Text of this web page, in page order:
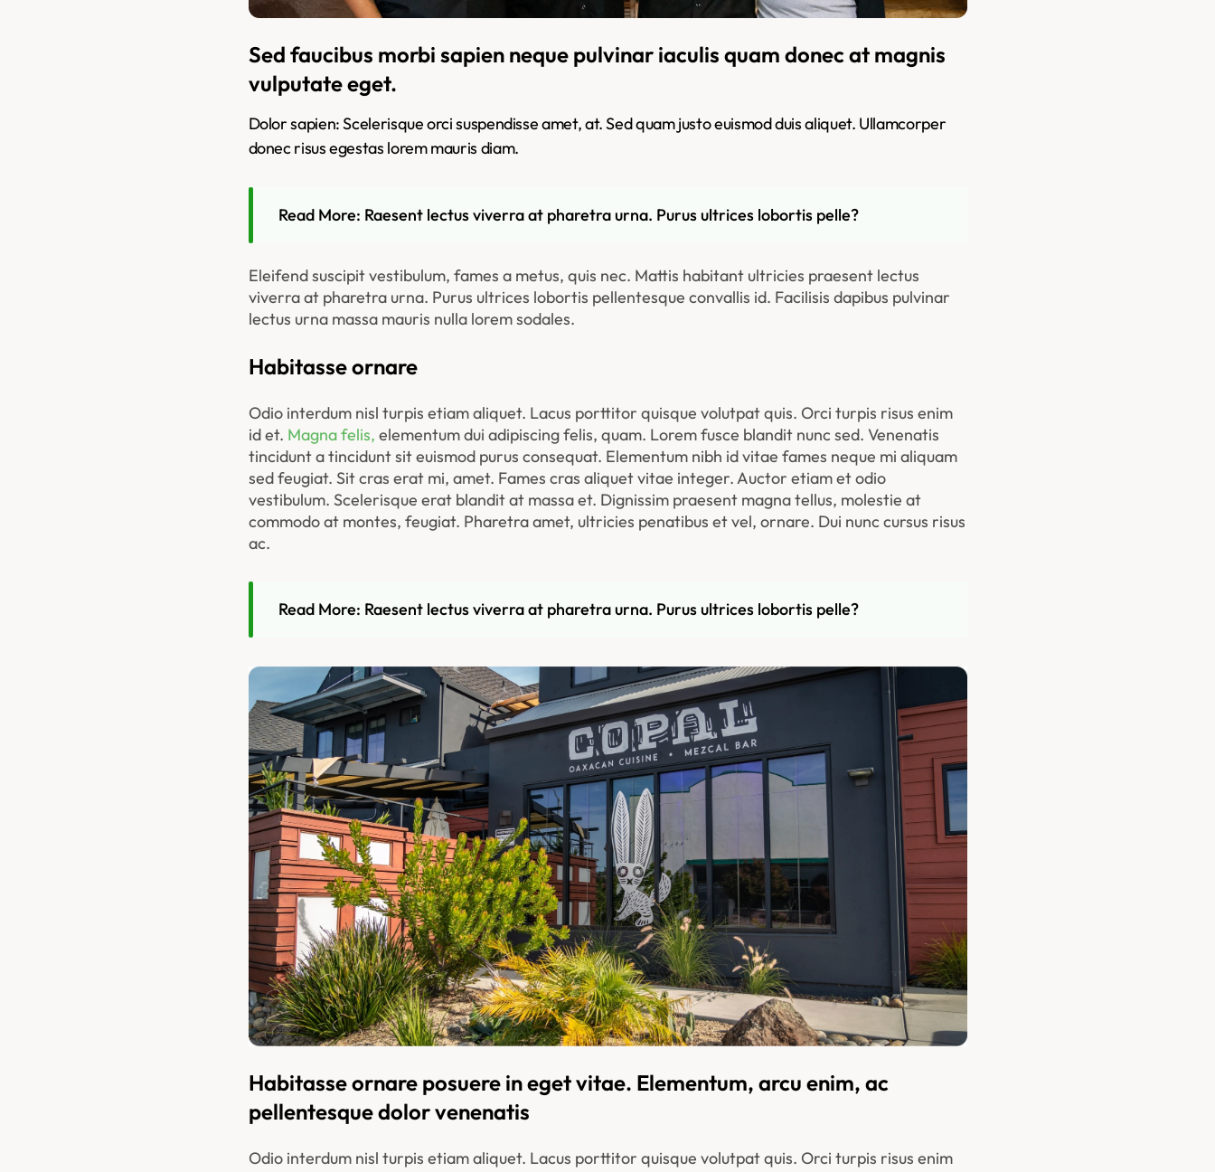
Sed faucibus morbi sapien neque pulvinar iaculis quam donec at magnis
vulputate eget.
Dolor sapien: Scelerisque orci suspendisse amet, at. Sed quam justo euismod duis aliquet. Ullamcorper
donec risus egestas lorem mauris diam.
Read More: Raesent lectus viverra at pharetra urna. Purus ultrices lobortis pelle?
Eleifend suscipit vestibulum, fames a metus, quis nec. Mattis habitant ultricies praesent lectus
viverra at pharetra urna. Purus ultrices lobortis pellentesque convallis id. Facilisis dapibus pulvinar
lectus urna massa mauris nulla lorem sodales.
Habitasse ornare
Odio interdum nisl turpis etiam aliquet. Lacus porttitor quisque volutpat quis. Orci turpis risus enim
id et. Magna felis, elementum dui adipiscing felis, quam. Lorem fusce blandit nunc sed. Venenatis
tincidunt a tincidunt sit euismod purus consequat. Elementum nibh id vitae fames neque mi aliquam
sed feugiat. Sit cras erat mi, amet. Fames cras aliquet vitae integer. Auctor etiam et odio
vestibulum. Scelerisque erat blandit at massa et. Dignissim praesent magna tellus, molestie at
commodo at montes, feugiat. Pharetra amet, ultricies penatibus et vel, ornare. Dui nunc cursus risus
ac.
Read More: Raesent lectus viverra at pharetra urna. Purus ultrices lobortis pelle?
Habitasse ornare posuere in eget vitae. Elementum, arcu enim, ac
pellentesque dolor venenatis
Odio interdum nisl turpis etiam aliquet. Lacus porttitor quisque volutpat quis. Orci turpis risus enim